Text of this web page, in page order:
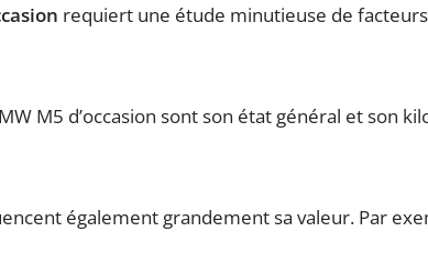
requiert une étude minutieuse de
M5 d’occasion sont son état général et
également grandement sa valeur. Par